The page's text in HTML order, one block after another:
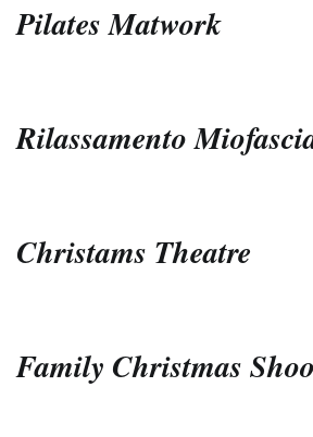
Pilates Matwork
Rilassamento
Christams Theatre
Family Christmas